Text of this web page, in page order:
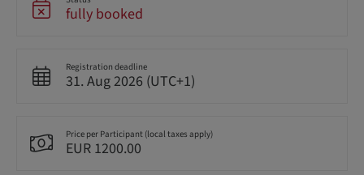
fully booked
Registration deadline
31. Aug 2026 (UTC+1)
Price per Participant (local taxes apply)
EUR 1200.00